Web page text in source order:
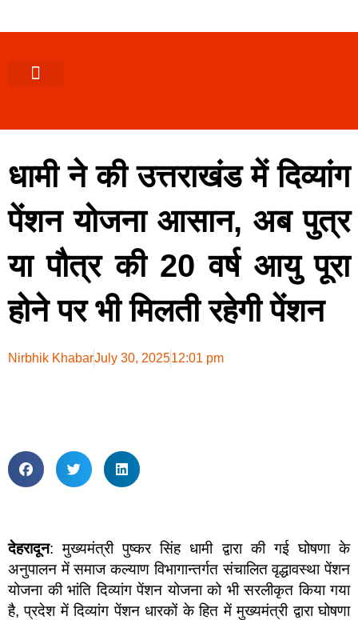
धामी ने की उत्तराखंड में दिव्यांग
पेंशन योजना आसान, अब पुत्र
या पौत्र की 20 वर्ष आयु पूरा
होने पर भी मिलती रहेगी पेंशन
Nirbhik KhabarJuly 30, 202512:01 pm
देहरादून: मुख्यमंत्री पुष्कर सिंह धामी द्वारा की गई घोषणा के
अनुपालन में समाज कल्याण विभागान्तर्गत संचालित वृद्धावस्था पेंशन
योजना की भांति दिव्यांग पेंशन योजना को भी सरलीकृत किया गया
है, प्रदेश में दिव्यांग पेंशन धारकों के हित में मुख्यमंत्री द्वारा घोषणा